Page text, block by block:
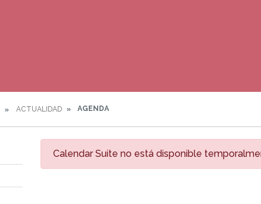
ACTUALIDAD AGENDA
Calendar Suite no está disponible